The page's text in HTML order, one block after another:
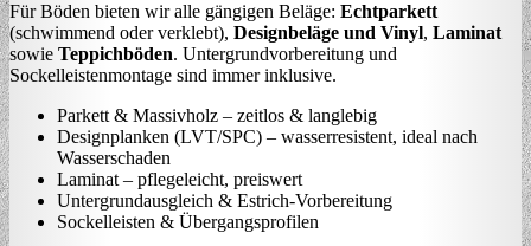
Für Böden bieten wir alle gängigen Beläge: Echtparkett
(schwimmend oder verklebt), Designbeläge und Vinyl, Laminat
sowie Teppichböden. Untergrundvorbereitung und
Sockelleistenmontage sind immer inklusive.
Parkett & Massivholz – zeitlos & langlebig
Designplanken (LVT/SPC) – wasserresistent, ideal nach
Wasserschaden
Laminat – pflegeleicht, preiswert
Untergrundausgleich & Estrich-Vorbereitung
Sockelleisten & Übergangsprofilen